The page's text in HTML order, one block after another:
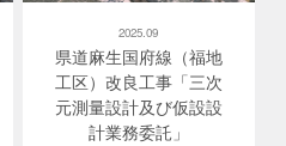
2025.09
県道麻生国府線（福地
工区）改良工事「三次
元測量設計及び仮設設
計業務委託」